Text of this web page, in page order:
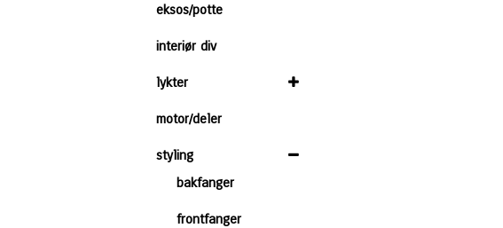
eksos/potte
interiør div
lykter
motor/deler
styling
bakfanger
frontfanger